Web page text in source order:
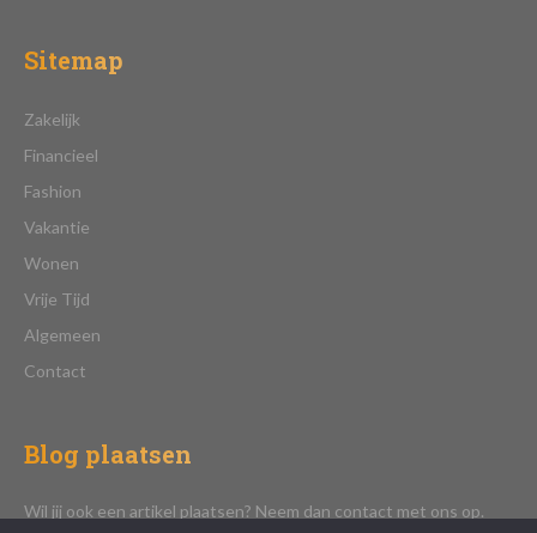
Sitemap
Zakelijk
Financieel
Fashion
Vakantie
Wonen
Vrije Tijd
Algemeen
Contact
Blog plaatsen
Wil jij ook een artikel plaatsen? Neem dan contact met ons op.